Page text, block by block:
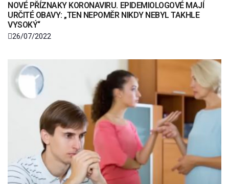
NOVÉ PŘÍZNAKY KORONAVIRU. EPIDEMIOLOGOVÉ MAJÍ
URČITÉ OBAVY: „TEN NEPOMĚR NIKDY NEBYL TAKHLE
VYSOKÝ“
26/07/2022